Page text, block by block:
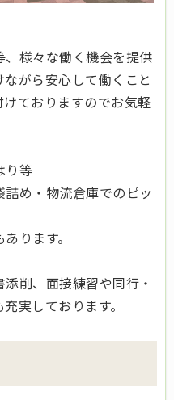
様々な働く機会を提供
がら安心して働くこと
ておりますのでお気軽
り等
め・物流倉庫でのピッ
ります。
削、面接練習や同行・
実しております。